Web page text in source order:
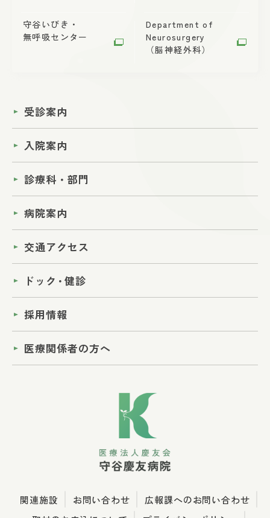
守谷いびき・
無呼吸センター
Department of
Neurosurgery
（脳神経外科）
受診案内
入院案内
診療科・部門
病院案内
交通アクセス
ドック ・健診
採用情報
医療関係者の方へ
関連施設 お問い合わせ
広報課へのお問い合わせ